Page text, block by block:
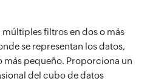
filtros en dos o más
se representan los datos,
pequeño. Proporciona un
del cubo de datos